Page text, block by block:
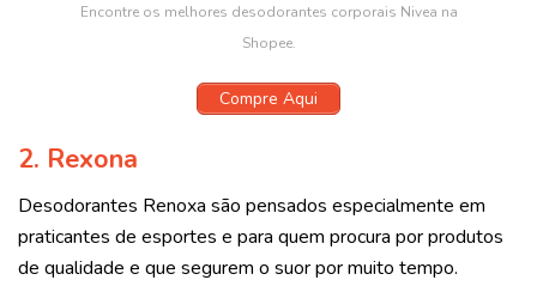
Encontre os melhores desodorantes corporais Nivea na
Shopee.
Compre Aqui
2. Rexona
Desodorantes Renoxa são pensados especialmente em
praticantes de esportes e para quem procura por produtos
de qualidade e que segurem o suor por muito tempo.